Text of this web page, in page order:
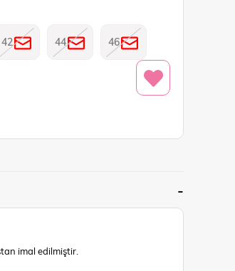
42 44 46
imal edilmiştir.